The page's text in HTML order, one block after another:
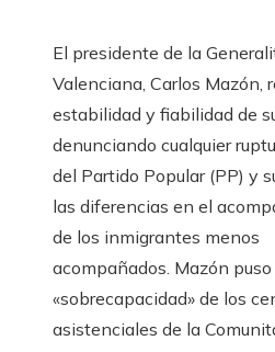
El presidente de la
Valenciana, Carlos Mazón,
estabilidad y fiabilidad de
denunciando cualquier
del Partido Popular (PP) y
las diferencias en el
de los inmigrantes menos
acompañados. Mazón
«sobrecapacidad» de los
asistenciales de la